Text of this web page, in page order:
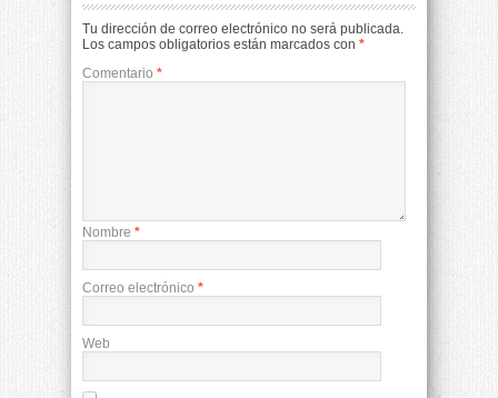
Tu dirección de correo electrónico no será publicada.
Los campos obligatorios están marcados con *
Comentario *
Nombre *
Correo electrónico *
Web